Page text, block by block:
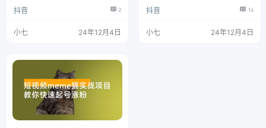
+萌案例 流量密码实战案例：秀萌
本需求的满足 综述2：需求就是流
热梗寻找热梗创作灵感 热梗营销
实战案例 顽梗需要考虑品牌和IP
调性 实战作业 为什么萌宠是流量
密码? 常见爆款萌宠视频的类型 如
何拍好爆款萌宠视频? 为什么萌娃
是流量密码? 萌…
抖音 2
小七 24年12月4日
商 第3节：常见问题、切片电商优
节：切片的基础流程 第6节：如何
抖音 16
小七 24年12月4日